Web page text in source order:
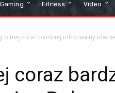
Gaming Fitness Video
pitnej coraz bardziej odczuwalny
coraz